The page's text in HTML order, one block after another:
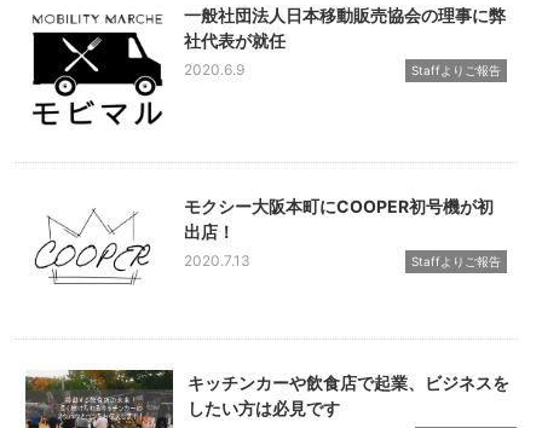
一般社団法人日本移動販売協会の理事に弊
社代表が就任
2020.6.9 Staffよりご報告
モクシー大阪本町にCOOPER初号機が初
出店！
2020.7.13 Staffよりご報告
キッチンカーや飲食店で起業、ビジネスを
したい方は必見です